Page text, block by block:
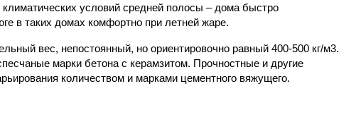
условий средней полосы – дома быстро
в таких домах комфортно при летней жаре.
вес, непостоянный, но ориентировочно равный 400-500 кг/м3.
марки бетона с керамзитом. Прочностные и другие
количеством и марками цементного вяжущего.